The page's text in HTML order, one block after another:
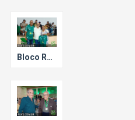
Bloco Ressaca de Carnaval.